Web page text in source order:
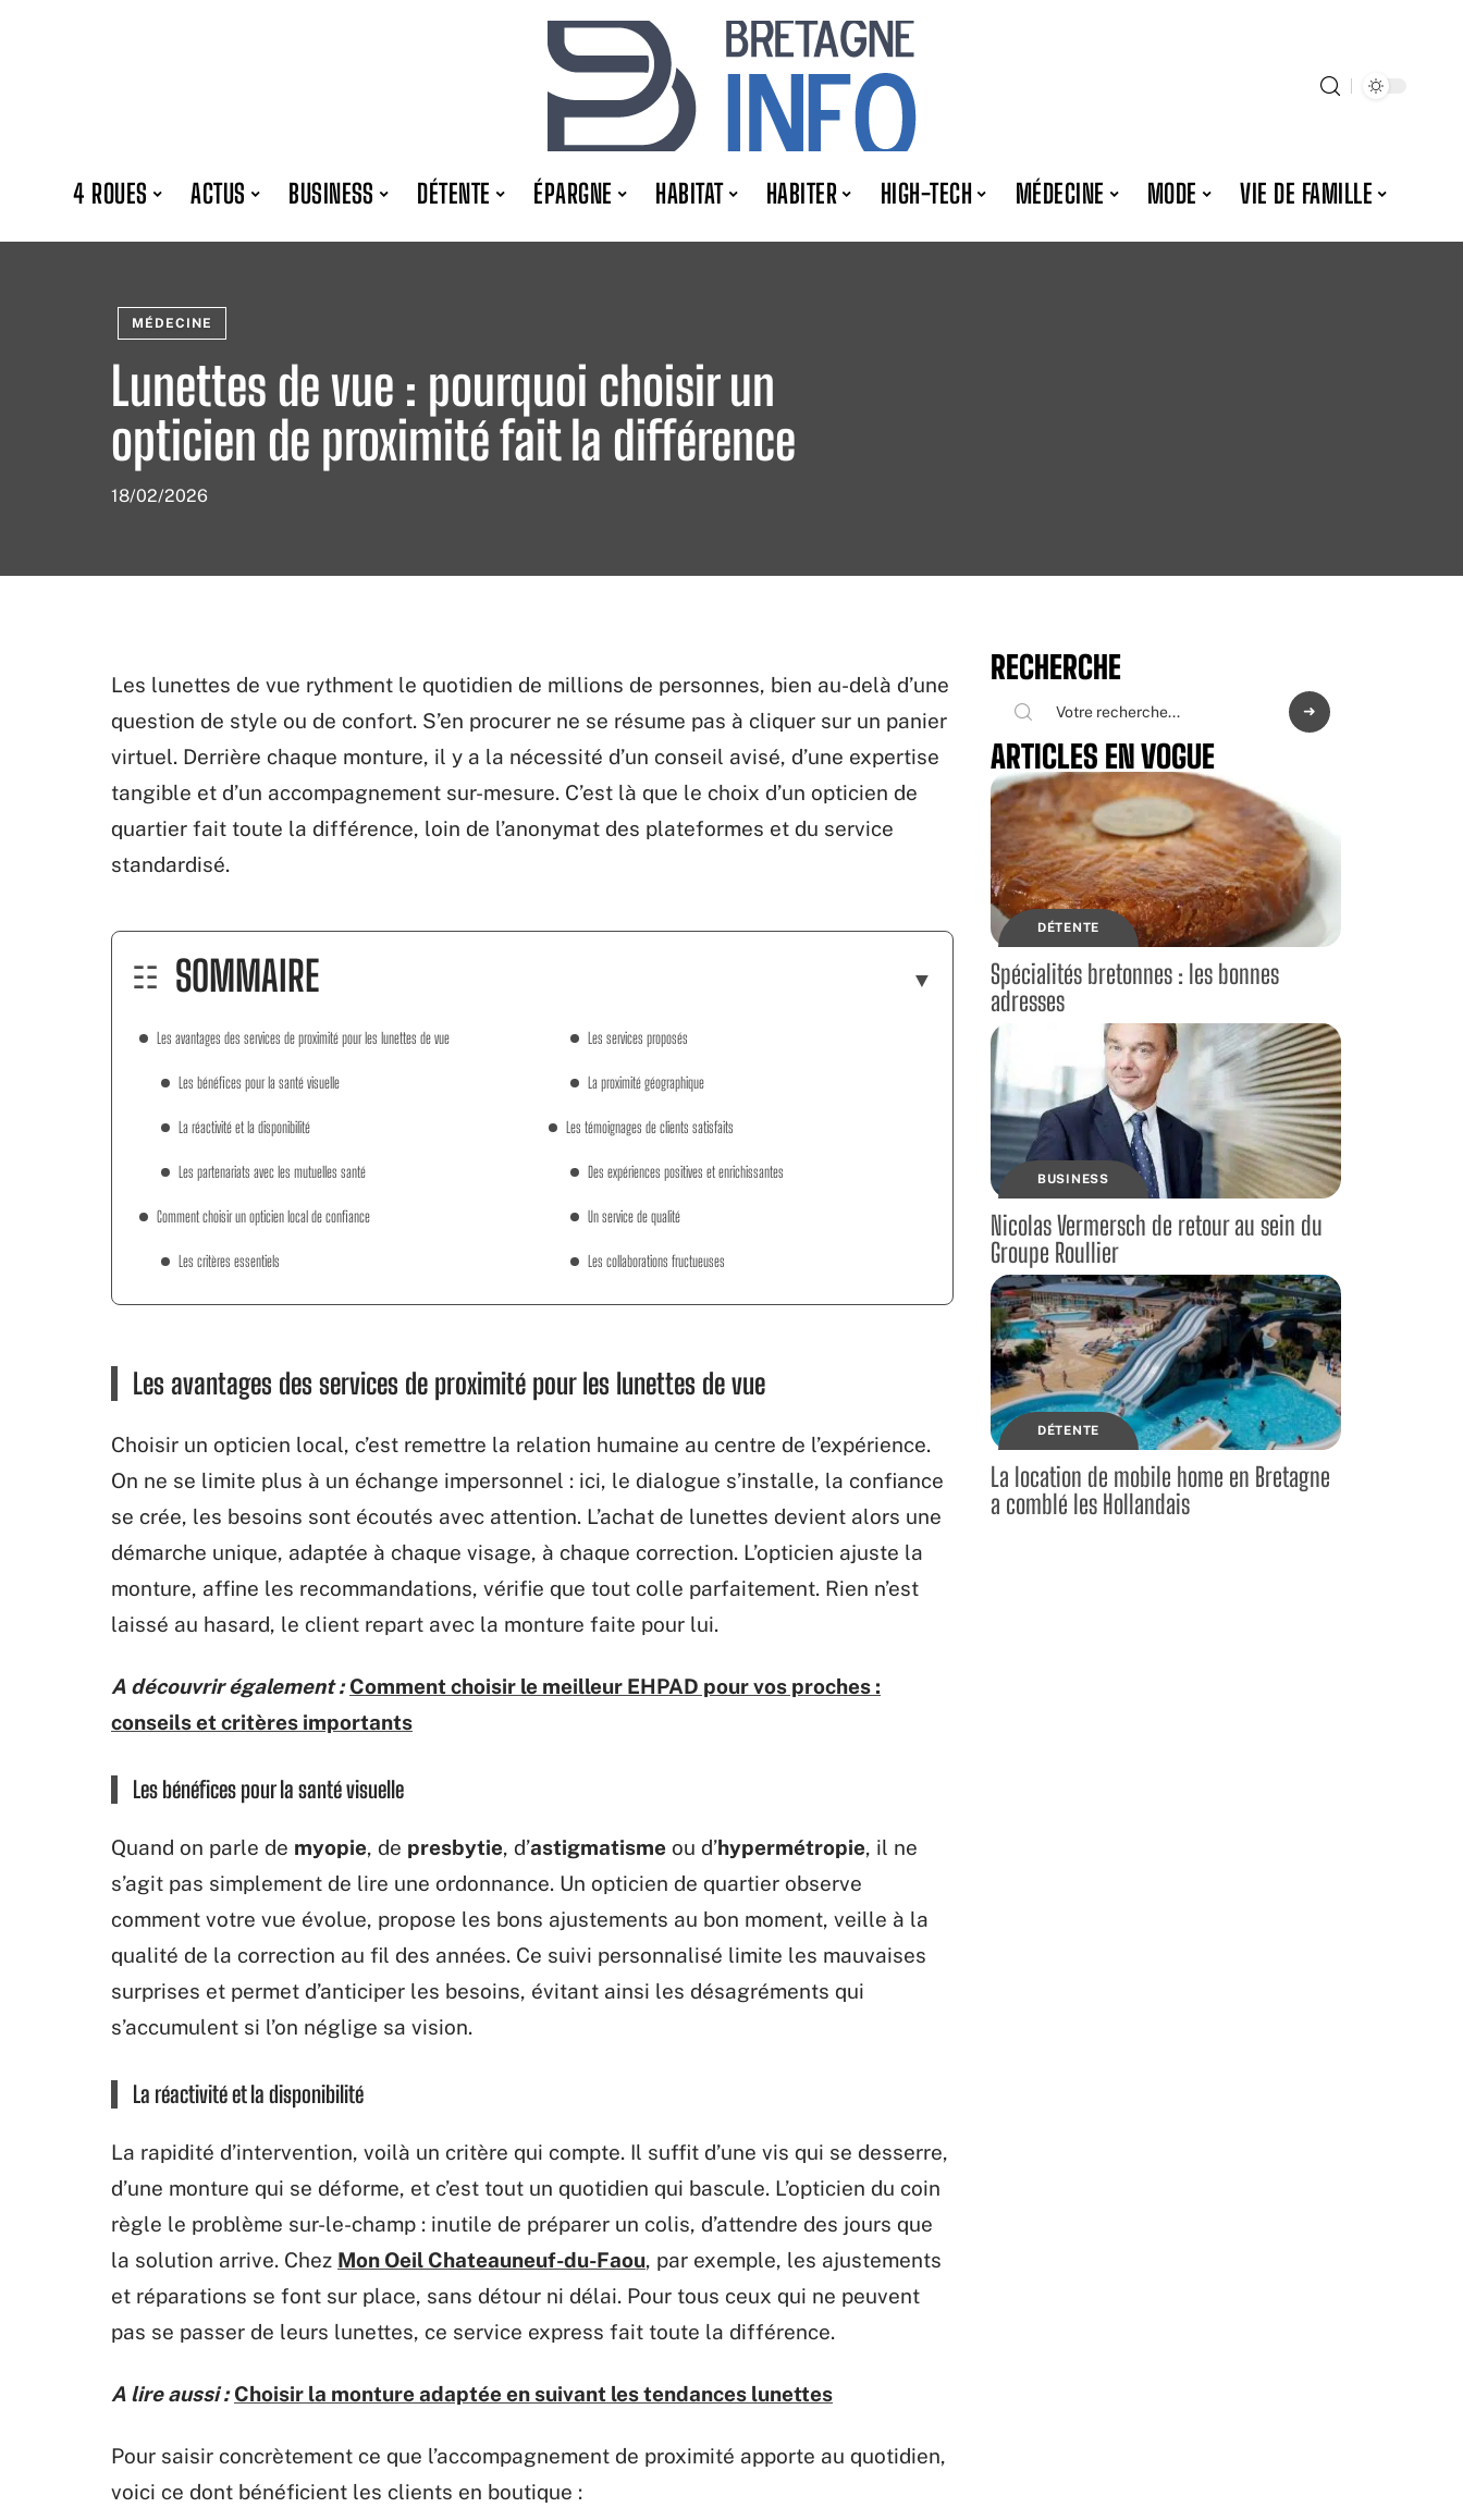
4 ROUES ACTUS BUSINESS DÉTENTE ÉPARGNE HABITAT HABITER HIGH-TECH MÉDECINE MODE VIE DE FAMILLE
MÉDECINE
Lunettes de vue : pourquoi choisir un
opticien de proximité fait la différence
18/02/2026
Les lunettes de vue rythment le quotidien de millions de personnes, bien au-delà d’une
question de style ou de confort. S’en procurer ne se résume pas à cliquer sur un panier
virtuel. Derrière chaque monture, il y a la nécessité d’un conseil avisé, d’une expertise
tangible et d’un accompagnement sur-mesure. C’est là que le choix d’un opticien de
quartier fait toute la différence, loin de l’anonymat des plateformes et du service
standardisé.
SOMMAIRE
Les avantages des services de proximité pour les lunettes de vue
Les bénéfices pour la santé visuelle
La réactivité et la disponibilité
Les partenariats avec les mutuelles santé
Comment choisir un opticien local de confiance
Les critères essentiels
Les services proposés
La proximité géographique
Les témoignages de clients satisfaits
Des expériences positives et enrichissantes
Un service de qualité
Les collaborations fructueuses
Les avantages des services de proximité pour les lunettes de vue
Choisir un opticien local, c’est remettre la relation humaine au centre de l’expérience.
On ne se limite plus à un échange impersonnel : ici, le dialogue s’installe, la confiance
se crée, les besoins sont écoutés avec attention. L’achat de lunettes devient alors une
démarche unique, adaptée à chaque visage, à chaque correction. L’opticien ajuste la
monture, affine les recommandations, vérifie que tout colle parfaitement. Rien n’est
laissé au hasard, le client repart avec la monture faite pour lui.
A découvrir également : Comment choisir le meilleur EHPAD pour vos proches :
conseils et critères importants
Les bénéfices pour la santé visuelle
Quand on parle de myopie, de presbytie, d’astigmatisme ou d’hypermétropie, il ne
s’agit pas simplement de lire une ordonnance. Un opticien de quartier observe
comment votre vue évolue, propose les bons ajustements au bon moment, veille à la
qualité de la correction au fil des années. Ce suivi personnalisé limite les mauvaises
surprises et permet d’anticiper les besoins, évitant ainsi les désagréments qui
s’accumulent si l’on néglige sa vision.
La réactivité et la disponibilité
La rapidité d’intervention, voilà un critère qui compte. Il suffit d’une vis qui se desserre,
d’une monture qui se déforme, et c’est tout un quotidien qui bascule. L’opticien du coin
règle le problème sur-le-champ : inutile de préparer un colis, d’attendre des jours que
la solution arrive. Chez Mon Oeil Chateauneuf-du-Faou, par exemple, les ajustements
et réparations se font sur place, sans détour ni délai. Pour tous ceux qui ne peuvent
pas se passer de leurs lunettes, ce service express fait toute la différence.
A lire aussi : Choisir la monture adaptée en suivant les tendances lunettes
Pour saisir concrètement ce que l’accompagnement de proximité apporte au quotidien,
voici ce dont bénéficient les clients en boutique :
RECHERCHE
ARTICLES EN VOGUE
DÉTENTE
Spécialités bretonnes : les bonnes
adresses
BUSINESS
Nicolas Vermersch de retour au sein du
Groupe Roullier
DÉTENTE
La location de mobile home en Bretagne
a comblé les Hollandais